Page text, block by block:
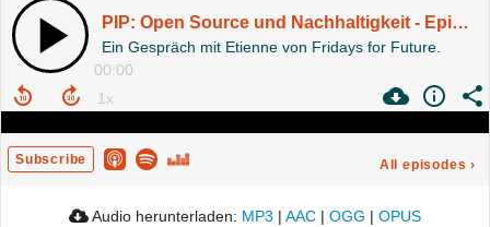
PIP: Open Source und Nachhaltigkeit - Episode 4
Ein Gespräch mit Etienne von Fridays for Future.
00:00
Subscribe All episodes ›
Audio herunterladen: MP3 | AAC | OGG | OPUS